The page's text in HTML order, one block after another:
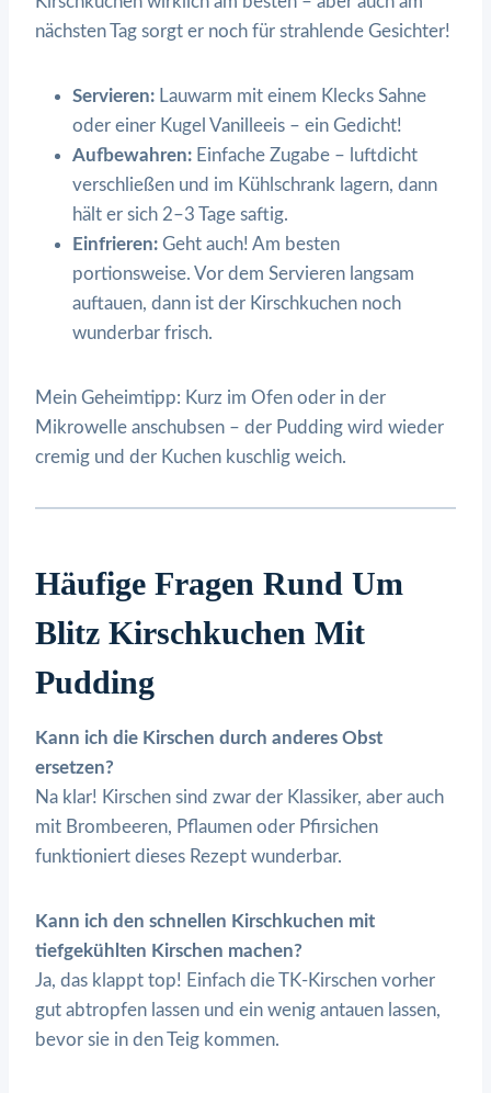
nächsten Tag sorgt er noch für strahlende Gesichter!
Servieren: Lauwarm mit einem Klecks Sahne
oder einer Kugel Vanilleeis – ein Gedicht!
Aufbewahren: Einfache Zugabe – luftdicht
verschließen und im Kühlschrank lagern, dann
hält er sich 2–3 Tage saftig.
Einfrieren: Geht auch! Am besten
portionsweise. Vor dem Servieren langsam
auftauen, dann ist der Kirschkuchen noch
wunderbar frisch.
Mein Geheimtipp: Kurz im Ofen oder in der
Mikrowelle anschubsen – der Pudding wird wieder
cremig und der Kuchen kuschlig weich.
Häufige Fragen Rund Um
Blitz Kirschkuchen Mit
Pudding
Kann ich die Kirschen durch anderes Obst
ersetzen?
Na klar! Kirschen sind zwar der Klassiker, aber auch
mit Brombeeren, Pflaumen oder Pfirsichen
funktioniert dieses Rezept wunderbar.
Kann ich den schnellen Kirschkuchen mit
tiefgekühlten Kirschen machen?
Ja, das klappt top! Einfach die TK-Kirschen vorher
gut abtropfen lassen und ein wenig antauen lassen,
bevor sie in den Teig kommen.